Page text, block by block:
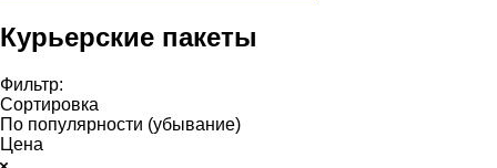
Курьерские пакеты
Фильтр:
Сортировка
По популярности (убывание)
Цена